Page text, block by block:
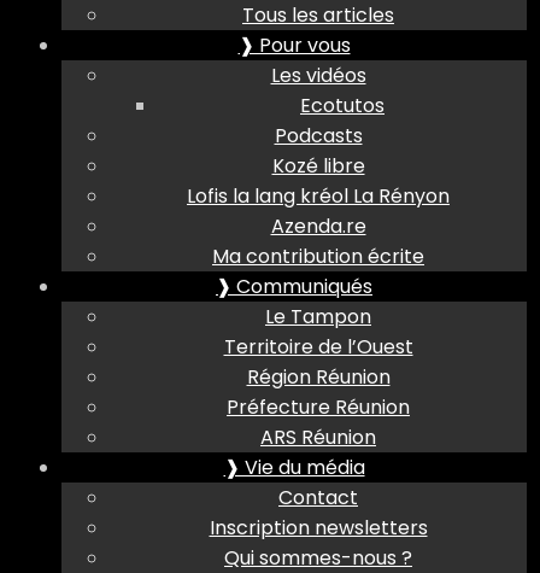
Tous les articles
❱ Pour vous
Les vidéos
Ecotutos
Podcasts
Kozé libre
Lofis la lang kréol La Rényon
Azenda.re
Ma contribution écrite
❱ Communiqués
Le Tampon
Territoire de l’Ouest
Région Réunion
Préfecture Réunion
ARS Réunion
❱ Vie du média
Contact
Inscription newsletters
Qui sommes-nous ?